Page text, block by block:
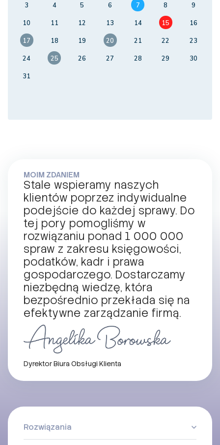
3
4 5 6 7 8
9
10
11 12 13 14 15
16
17
18 19 20 21 22
23
24
25 26 27 28 29
30
31
MOIM ZDANIEM
Stale wspieramy naszych
klientów poprzez indywidualne
podejście do każdej sprawy. Do
tej pory pomogliśmy w
rozwiązaniu ponad 1 000 000
spraw z zakresu księgowości,
podatków, kadr i prawa
gospodarczego. Dostarczamy
niezbędną wiedzę, która
bezpośrednio przekłada się na
efektywne zarządzanie firmą.
Dyrektor Biura Obsługi Klienta
Rozwiązania